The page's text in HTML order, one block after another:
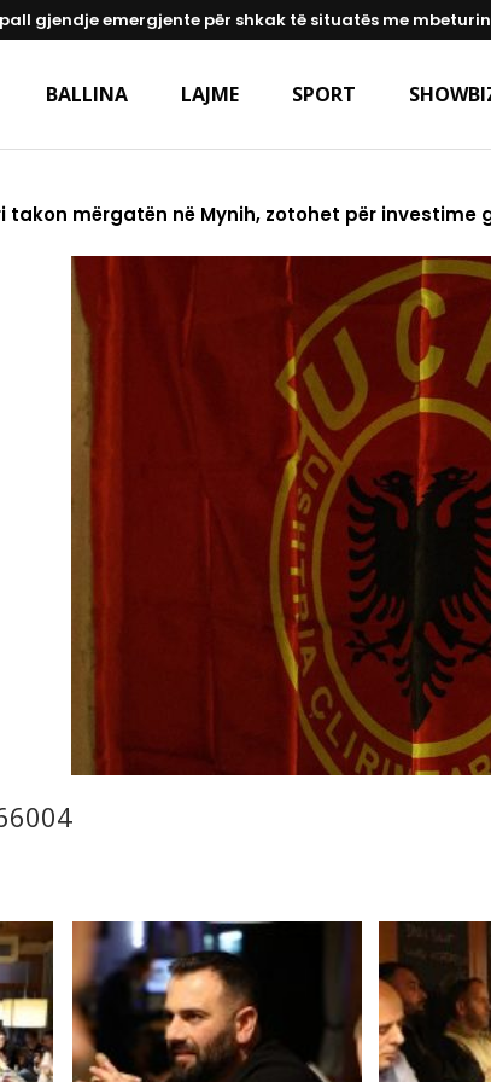
gjendje emergjente për shkak të situatës me
BALLINA LAJME SPORT
takon mërgatën në Mynih, zotohet për investime